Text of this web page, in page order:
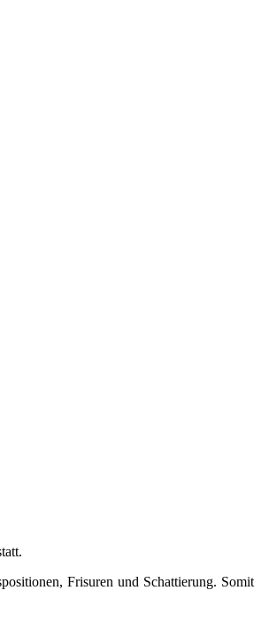
Frisuren und Schattierung. Somit